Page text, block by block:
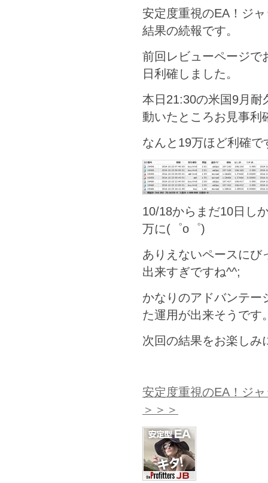
安定度重視のEA！ジ
結果の続報です。
前回レビューページで
日利確しました。
本日21:30の米国9月耐
動いたところお見事利
なんと19万ほど利確で
10/18からまだ10日
万に(゜o゜)
ありえないペースにび
出来すぎですね^^;
かなりのアドバンテー
た運用が出来そうです
次回の結果をお楽しみ
安定度重視のEA！ジ
＞＞＞